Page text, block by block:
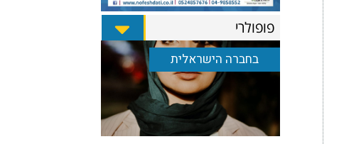
פופולרי
בחברה הישראלית